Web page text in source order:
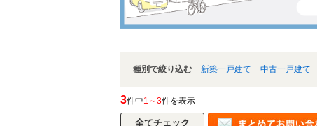
種別で絞り込む 新築一戸建て 中古一戸建て
3件中1～3件を表示